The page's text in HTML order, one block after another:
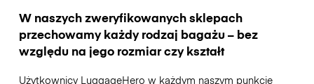
W naszych zweryfikowanych sklepach
przechowamy każdy rodzaj bagażu – bez
względu na jego rozmiar czy kształt
Użytkownicy LuggageHero w każdym naszym punkcie